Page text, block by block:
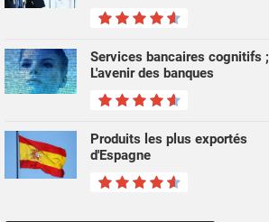
Services bancaires cognitifs ;
L'avenir des banques
Produits les plus exportés
d'Espagne